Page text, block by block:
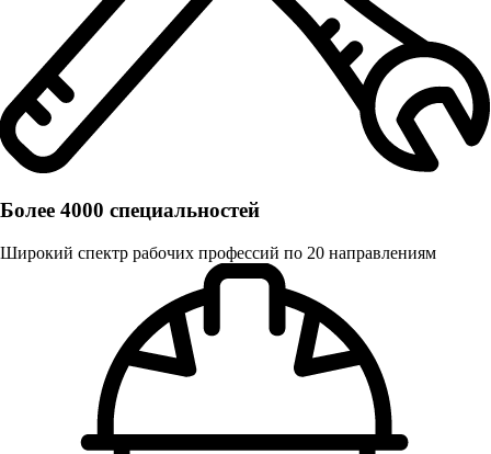
Более 4000 специальностей
Широкий спектр рабочих профессий по 20 направлениям